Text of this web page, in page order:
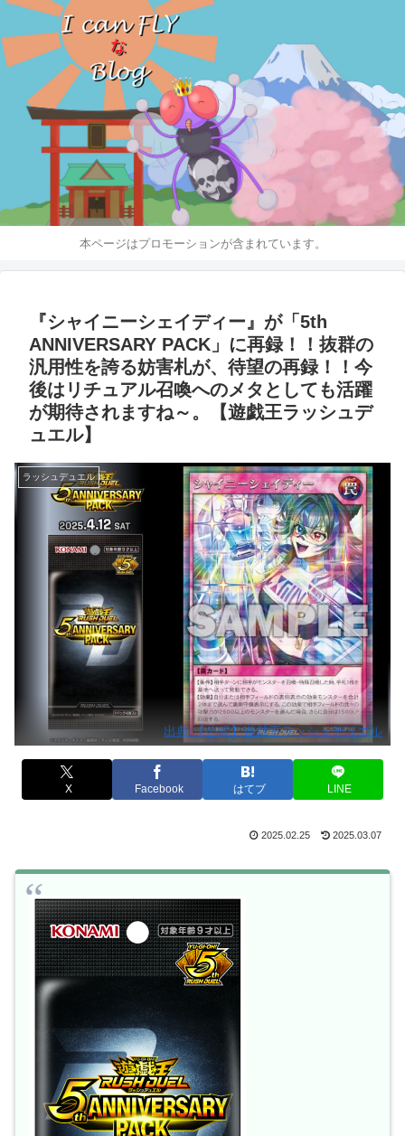
本ページはプロモーションが含まれています。
『シャイニーシェイディー』が「5th
ANNIVERSARY PACK」に再録！！抜群の
汎用性を誇る妨害札が、待望の再録！！今
後はリチュアル召喚へのメタとしても活躍
が期待されますね～。【遊戯王ラッシュデ
ュエル】
ラッシュデュエル
出典:【公式】遊戯王ラッシュデュエル
X Facebook はてブ LINE
2025.02.25 2025.03.07